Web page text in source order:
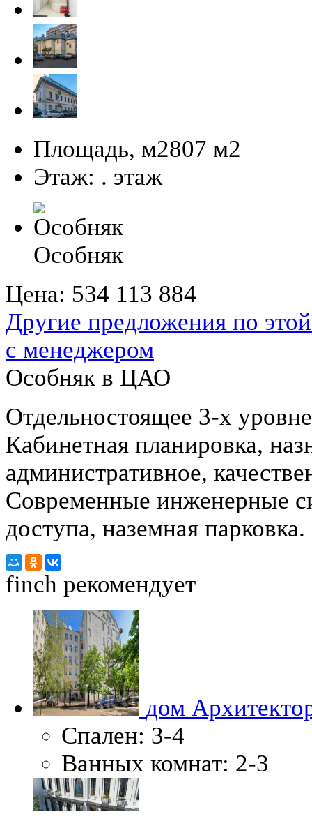
Площадь, м2807 м2
Этаж: . этаж
Особняк
Цена: 534 113 884
Другие предложения по
с менеджером
Особняк в ЦАО
Отдельностоящее 3-х
Кабинетная планировка,
административное,
Современные инженерные
доступа, наземная парковка.
finch рекомендует
дом
Спален: 3-4
Ванных комнат: 2-3